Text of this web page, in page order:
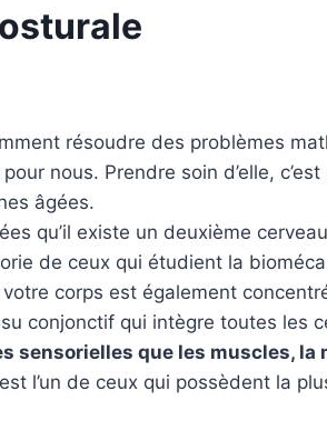
résoudre des problèmes
nous. Prendre soin d’elle,
âgées.
qu’il existe un deuxième
de ceux qui étudient la
corps est également
conjonctif qui intègre toutes les
sensorielles que les muscles, la
l’un de ceux qui possèdent la